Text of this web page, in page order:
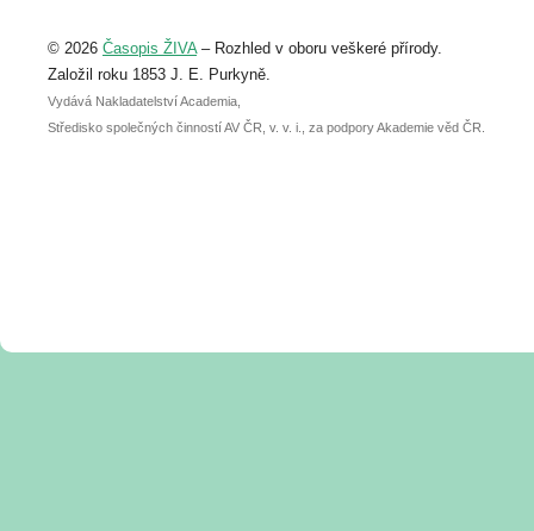
abstraktu přihlášené přednášky nebo
posteru je už 30. června.
© 2026 Časopis ŽIVA– Rozhled v oboru veškeré přírody.
Založil roku 1853 J. E. Purkyně.
Vydává Nakladatelství Academia,
Středisko společných činností AV ČR, v. v. i., za podpory Akademie věd ČR.